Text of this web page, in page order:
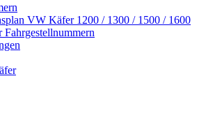
VW Käfer 1200 / 1300 / 1500 / 1600